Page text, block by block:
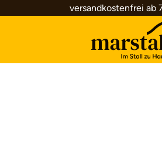
versandkostenfrei ab